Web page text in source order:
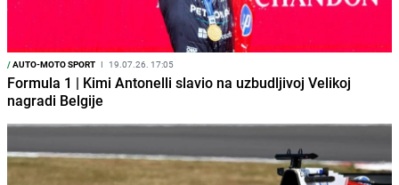
/AUTO-MOTO SPORT I 19.07.26. 17:05
Formula 1 | Kimi Antonelli slavio na uzbudljivoj Velikoj
nagradi Belgije